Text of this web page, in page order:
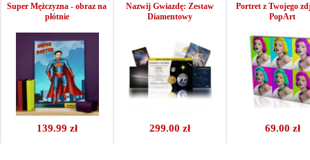
139.99 zł
Super Mężczyzna - obraz na
płótnie
299.00 zł
Nazwij Gwiazdę: Zestaw
Diamentowy
69.00 zł
Portret z Twojego
PopArt